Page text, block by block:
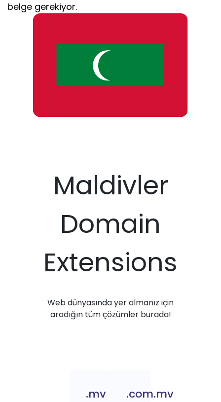
belge gerekiyor.
Maldivler
Domain
Extensions
Web dünyasında yer almanız için
aradığın tüm çözümler burada!
.mv .com.mv